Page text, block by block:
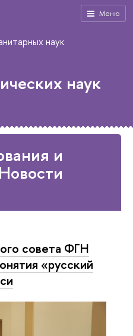
Меню
наук
наук
и
совета ФГН
«русский